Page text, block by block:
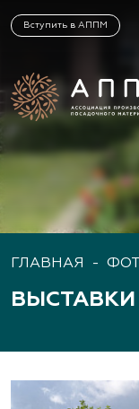
Вступить в АППМ
ГЛАВНАЯ -